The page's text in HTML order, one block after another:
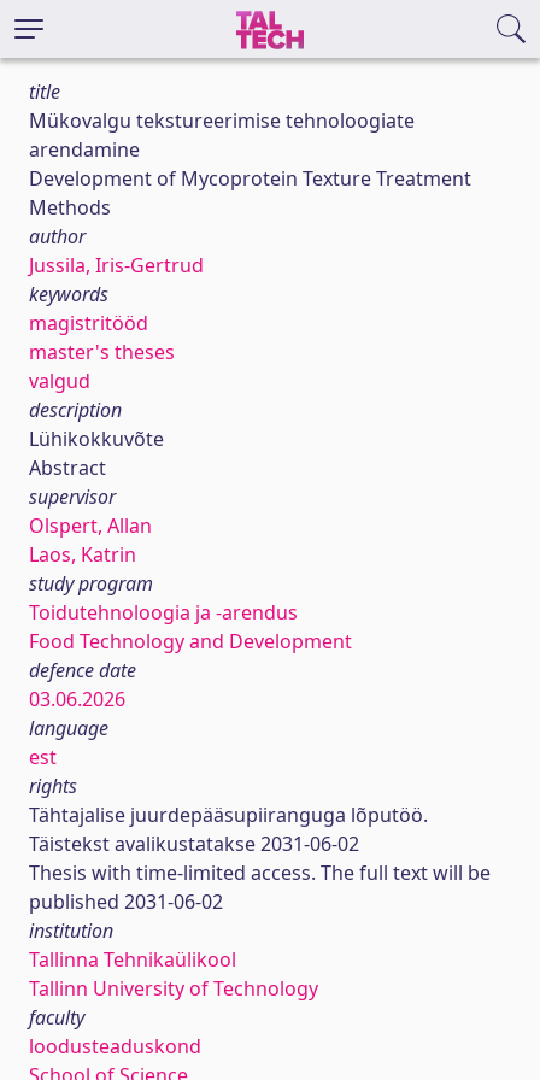
title
Mükovalgu tekstureerimise tehnoloogiate
arendamine
Development of Mycoprotein Texture Treatment
Methods
author
Jussila, Iris-Gertrud
keywords
magistritööd
master's theses
valgud
description
Lühikokkuvõte
Abstract
supervisor
Olspert, Allan
Laos, Katrin
study program
Toidutehnoloogia ja -arendus
Food Technology and Development
defence date
03.06.2026
language
est
rights
Tähtajalise juurdepääsupiiranguga lõputöö.
Täistekst avalikustatakse 2031-06-02
Thesis with time-limited access. The full text will be
published 2031-06-02
institution
Tallinna Tehnikaülikool
Tallinn University of Technology
faculty
loodusteaduskond